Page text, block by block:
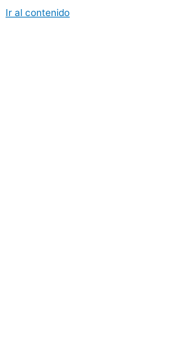
Ir al contenido